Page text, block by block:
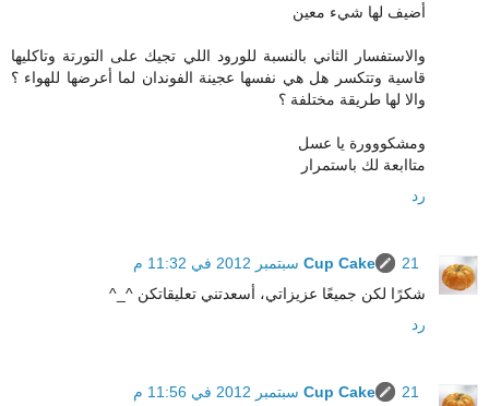
أضيف لها شيء معين
والاستفسار الثاني بالنسبة للورود اللي تجيك على التورتة وتاكليها
قاسية وتتكسر هل هي نفسها عجينة الفوندان لما أعرضها للهواء ؟
والا لها طريقة مختلفة ؟
ومشكووورة يا عسل
متاابعة لك باستمرار
رد
Cup Cake
21 سبتمبر 2012 في 11:32 م
شكرًا لكن جميعًا عزيزاتي، أسعدتني تعليقاتكن ^_^
رد
Cup Cake
21 سبتمبر 2012 في 11:56 م